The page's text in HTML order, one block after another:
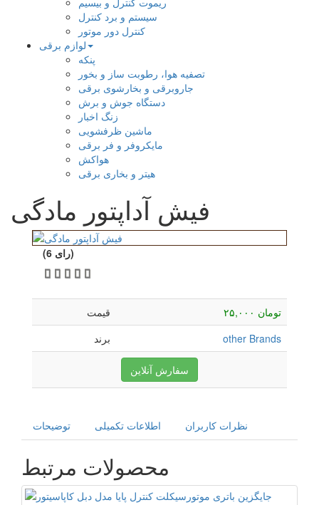
سیستم و برد کنترل
کنترل دور موتور
لوازم برقی
پنکه
تصفیه هوا، رطوبت ساز و بخور
جاروبرقی و بخارشوی برقی
دستگاه جوش و برش
زنگ اخبار
ماشین ظرفشویی
مایکروفر و فر برقی
هواکش
هیتر و بخاری برقی
فیش آداپتور مادگی
(6 رای)
قیمت
۲۵,۰۰۰ تومان
برند
other Brands
سفارش آنلاین
توضیحات اطلاعات تکمیلی نظرات کاربران
محصولات مرتبط